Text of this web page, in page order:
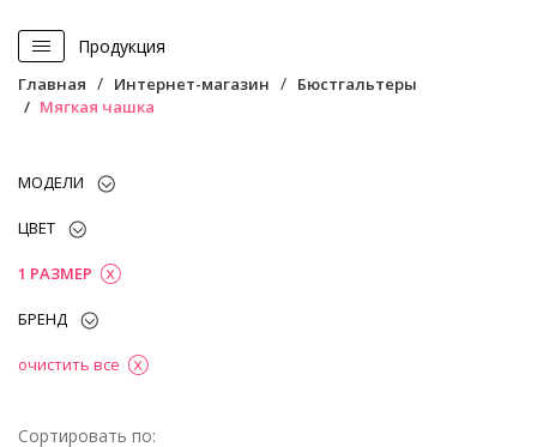
Продукция
Главная Интернет-магазин
Бюстгальтеры
Мягкая чашка
МОДЕЛИ
ЦВЕТ
1 РАЗМЕР
БРЕНД
очистить все
Сортировать по: